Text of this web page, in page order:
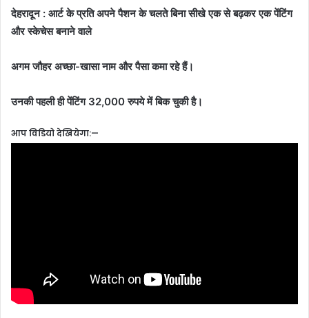
देहरादून : आर्ट के प्रति अपने पैशन के चलते बिना सीखे एक से बढ़कर एक पेंटिंग
और स्केचेस बनाने वाले
अगम जौहर अच्छा-खासा नाम और पैसा कमा रहे हैं।
उनकी पहली ही पेंटिंग 32,000 रुपये में बिक चुकी है।
आप विडियो देखियेगा:—